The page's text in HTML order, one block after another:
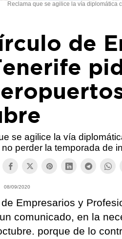
Reclama que se agilice la vía diplomática
de
se agilice la vía
perder la temporada de
08/09/2020
Empresarios y
comunicado, en la
porque de lo